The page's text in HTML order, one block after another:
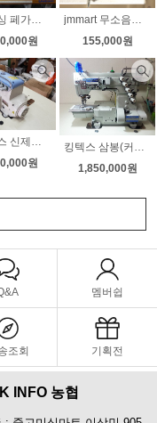
원
155,000원
페가수스 신제품(새제품) 공업용오버록 니혼오버 니트오버록 m900 블루 노루발자동 인타가능
원
킹텍스 삼봉(커버스티치몰딩테이블 )최신형 새제품 3월 초특가판매 무소음모터부착 소음걱정마세요
1,850,000원
멤버쉽
조회 기획전
INFO 농협